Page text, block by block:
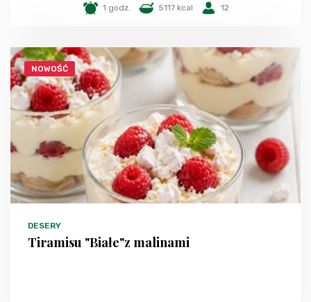
1 godz. 5117 kcal 12
NOWOŚĆ
DESERY
Tiramisu "Białe"z malinami